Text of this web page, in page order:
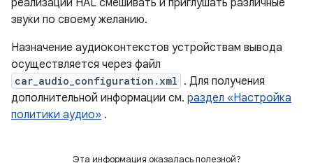
звуки по своему желанию.
Назначение аудиоконтекстов устройствам вывода
осуществляется через файл
car_audio_configuration.xml . Для получения
дополнительной информации см. раздел «Настройка
политики аудио» .
Эта информация оказалась полезной?